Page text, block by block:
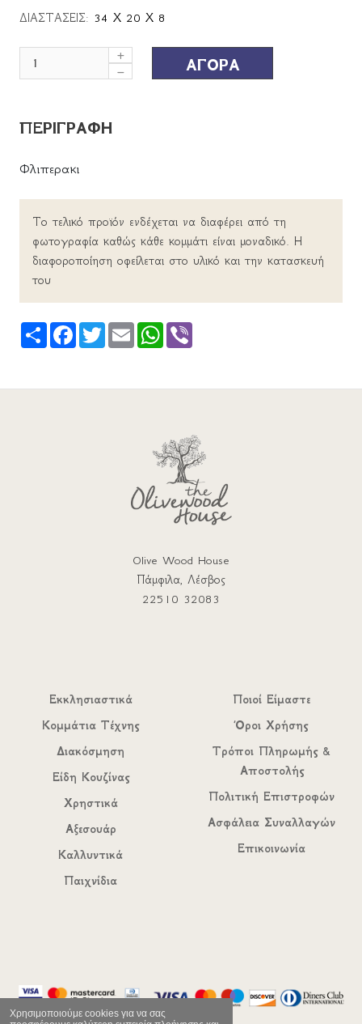
Χρησιμοποιούμε cookies για να σας
ΔΙΑΣΤΑΣΕΙΣ: 34 Χ 20 Χ 8
ΑΓΟΡΑ
ΠΕΡΙΓΡΑΦΗ
Φλιπερακι
Το τελικό προϊόν ενδέχεται να διαφέρει από τη
φωτογραφία καθώς κάθε κομμάτι είναι μοναδικό. Η
διαφοροποίηση οφείλεται στο υλικό και την κατασκευή
του
Share FacebookTwitterEmail WhatsApp
Olive Wood House
Πάμφιλα, Λέσβος
22510 32083
Εκκλησιαστικά
Κομμάτια Τέχνης
Διακόσμηση
Είδη Κουζίνας
Χρηστικά
Αξεσουάρ
Καλλυντικά
Παιχνίδια
Ποιοί Είμαστε
Όροι Χρήσης
Τρόποι Πληρωμής &
Αποστολής
Πολιτική Επιστροφών
Ασφάλεια Συναλλαγών
Επικοινωνία